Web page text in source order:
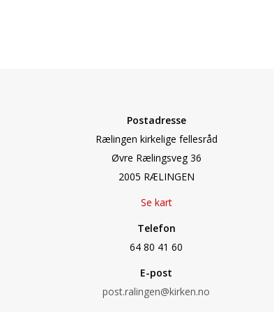
Postadresse
Rælingen kirkelige fellesråd
Øvre Rælingsveg 36
2005 RÆLINGEN
Se kart
Telefon
64 80 41 60
E-post
post.ralingen@kirken.no